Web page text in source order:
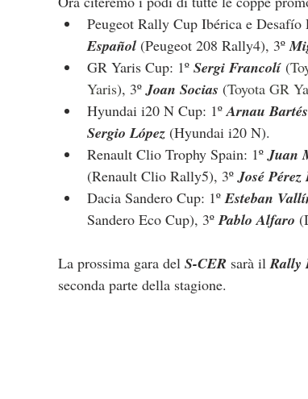
Peugeot Rally Cup Ibérica e Desafío
Español (Peugeot 208 Rally4), 3º
GR Yaris Cup: 1º Sergi Francolí (
Yaris), 3º Joan Socias (Toyota GR
Hyundai i20 N Cup: 1º Arnau Bartés
Sergio López (Hyundai i20 N).
Renault Clio Trophy Spain: 1º Juan
(Renault Clio Rally5), 3º José Pérez
Dacia Sandero Cup: 1º Esteban
Sandero Eco Cup), 3º Pablo Alfaro (
La prossima gara del S-CER sarà il Rally
seconda parte della stagione.